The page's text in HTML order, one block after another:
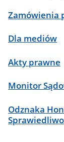
Zamówienia
Dla mediów
Akty prawne
Monitor
Odznaka